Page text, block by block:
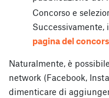
Concorso e
Successivamente,
pagina del
Naturalmente, è
network (Facebook,
dimenticare di